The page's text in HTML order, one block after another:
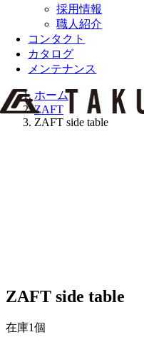
採用情報
職人紹介
コンタクト
カタログ
メンテナンス
ホーム
ZAFT
ZAFT side table
ZAFT side table
在庫1個